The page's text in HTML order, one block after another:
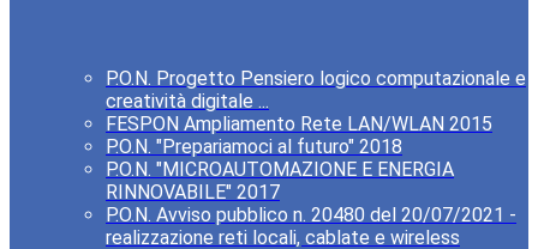
P.O.N. Progetto Pensiero logico computazionale e
creatività digitale ...
FESPON Ampliamento Rete LAN/WLAN 2015
P.O.N. "Prepariamoci al futuro" 2018
P.O.N. "MICROAUTOMAZIONE E ENERGIA
RINNOVABILE" 2017
P.O.N. Avviso pubblico n. 20480 del 20/07/2021 -
realizzazione reti locali, cablate e wireless